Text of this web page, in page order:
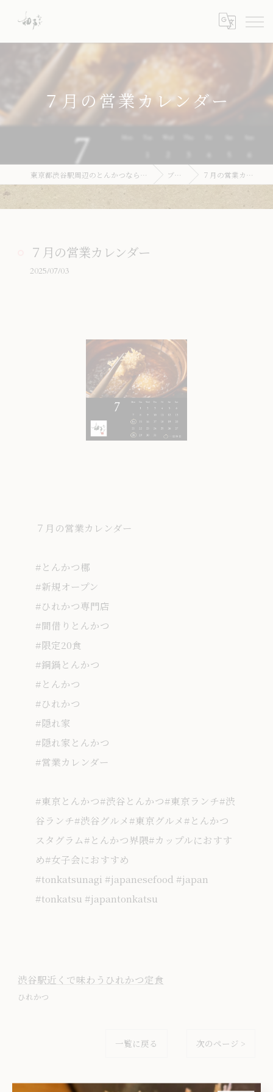
７月の営業カレンダー
東京都渋谷駅周辺のとんかつならとんかつ 梛 ブログ ７月の営業カレンダー
７月の営業カレンダー
2025/07/03
７月の営業カレンダー
#とんかつ梛
#新規オープン
#ひれかつ専門店
#間借りとんかつ
#限定20食
#銅鍋とんかつ
#とんかつ
#ひれかつ
#隠れ家
#隠れ家とんかつ
#営業カレンダー
#東京とんかつ#渋谷とんかつ#東京ランチ#渋
谷ランチ#渋谷グルメ#東京グルメ#とんかつ
スタグラム#とんかつ界隈#カップルにおすす
め#女子会におすすめ
#tonkatsunagi #japanesefood #japan
#tonkatsu #japantonkatsu
渋谷駅近くで味わうひれかつ定食
ひれかつ
一覧に戻る 次のページ >